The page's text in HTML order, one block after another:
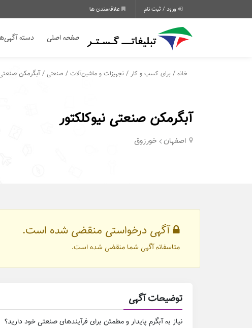
ورود / ثبت نام علاقه‌مندی ها
صفحه اصلی دسته
خانه / برای کسب و کار / تجهیزات و ماشین‌آلات / صنعتی / آبگرمکن صنعتی
آبگرمکن صنعتی نیوکلکتور
اصفهان خورزوق
آگهی درخواستی منقضی شده است.
متاسفانه آگهی شما منقضی شده است.
توضیحات آگهی
نیاز به آبگرم پایدار و مطمئن برای فرآیندهای صنعتی خود دارید؟